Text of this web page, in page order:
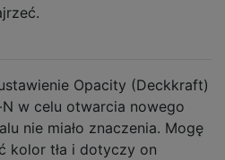
Opacity (Deckkraft)
w celu otwarcia nowego
nie miało znaczenia. Mogę
kolor tła i dotyczy on